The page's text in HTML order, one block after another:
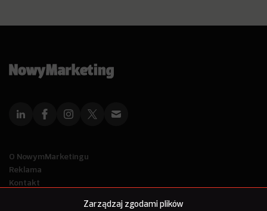
Zarządzaj zgodami plików
O NowymMarketingu
Reklama
Kontakt